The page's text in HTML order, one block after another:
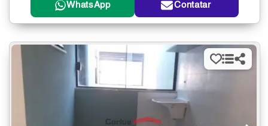
WhatsApp Contatar